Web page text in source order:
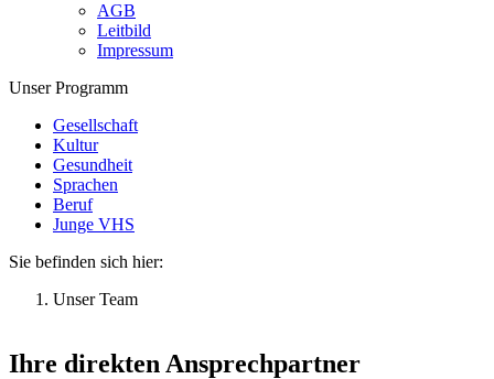
AGB
Leitbild
Impressum
Unser Programm
Gesellschaft
Kultur
Gesundheit
Sprachen
Beruf
Junge VHS
Sie befinden sich hier:
Unser Team
Ihre direkten Ansprechpartner